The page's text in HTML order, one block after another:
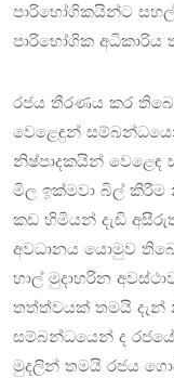
පාරිභෝගිකයින්ට
පාරිභෝගික අධිකාරිය
රජය තීරණය කර
වෙළෙඳුන්
නිෂ්පාදකයින් වෙළෙඳ
මිල ඉක්මවා බිල්
කඩ හිමියන් දැඩි
අවධානය යොමුව
හාල් මුදාහරින
තත්ත්වයක් තමයි දැන්
සම්බන්ධයෙන් ද
මුදලින් තමයි රජය